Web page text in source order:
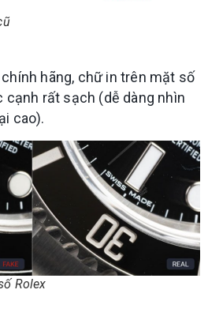
hãng, chữ in trên mặt số
cạnh rất sạch (dễ dàng nhìn
cao).
Rolex